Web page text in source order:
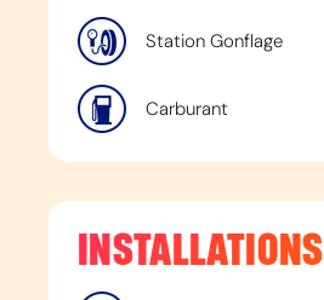
Station Gonflage
Carburant
INSTALLATIONS